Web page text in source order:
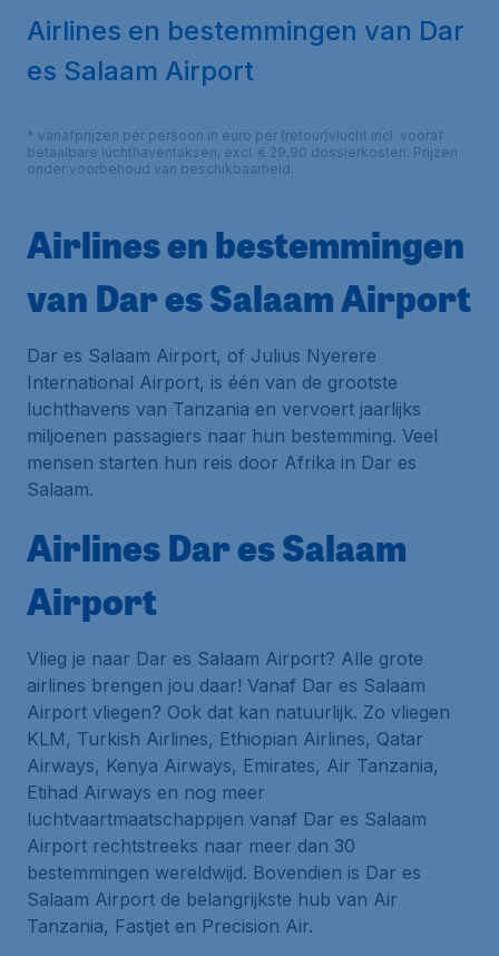
Airlines en bestemmingen van Dar
es Salaam Airport
* vanafprijzen per persoon in euro per (retour)vlucht incl. vooraf
betaalbare luchthaventaksen, excl. € 29,90 dossierkosten. Prijzen
onder voorbehoud van beschikbaarheid.
Airlines en bestemmingen
van Dar es Salaam Airport
Dar es Salaam Airport, of Julius Nyerere
International Airport, is één van de grootste
luchthavens van Tanzania en vervoert jaarlijks
miljoenen passagiers naar hun bestemming. Veel
mensen starten hun reis door Afrika in Dar es
Salaam.
Airlines Dar es Salaam
Airport
Vlieg je naar Dar es Salaam Airport? Alle grote
airlines brengen jou daar! Vanaf Dar es Salaam
Airport vliegen? Ook dat kan natuurlijk. Zo vliegen
KLM, Turkish Airlines, Ethiopian Airlines, Qatar
Airways, Kenya Airways, Emirates, Air Tanzania,
Etihad Airways en nog meer
luchtvaartmaatschappijen vanaf Dar es Salaam
Airport rechtstreeks naar meer dan 30
bestemmingen wereldwijd. Bovendien is Dar es
Salaam Airport de belangrijkste hub van Air
Tanzania, Fastjet en Precision Air.